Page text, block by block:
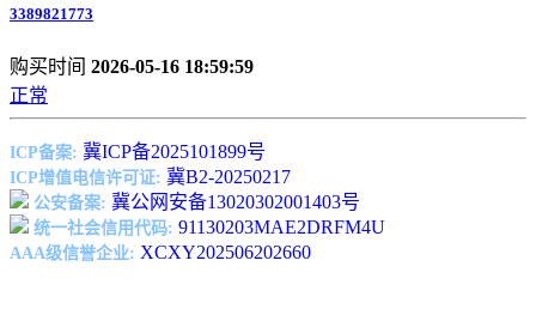
3389821773
购买时间 2026-05-16 18:59:59
正常
ICP备案: 冀ICP备2025101899号
ICP增值电信许可证: 冀B2-20250217
公安备案: 冀公网安备13020302001403号
统一社会信用代码: 91130203MAE2DRFM4U
AAA级信誉企业: XCXY202506202660